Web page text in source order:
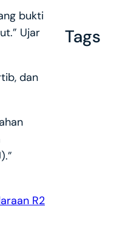
bukti
Ujar
dan
R2
Tags